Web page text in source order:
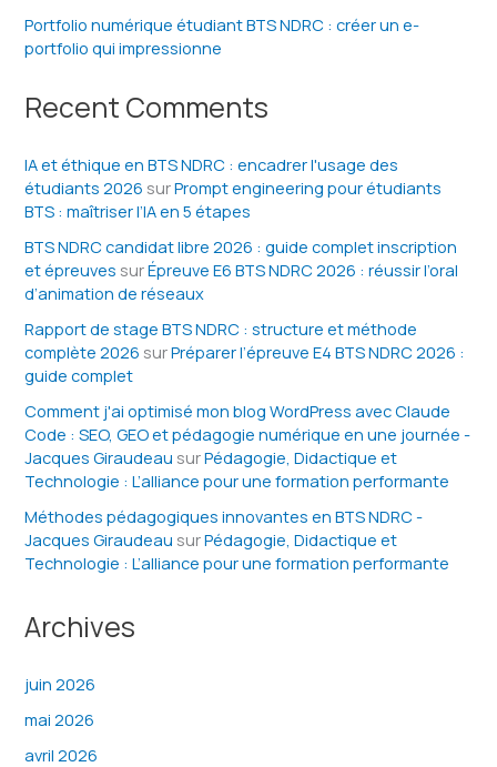
Portfolio numérique étudiant BTS NDRC : créer un e-
portfolio qui impressionne
Recent Comments
IA et éthique en BTS NDRC : encadrer l'usage des
étudiants 2026 surPrompt engineering pour étudiants
BTS : maîtriser l’IA en 5 étapes
BTS NDRC candidat libre 2026 : guide complet inscription
et épreuves surÉpreuve E6 BTS NDRC 2026 : réussir l’oral
d’animation de réseaux
Rapport de stage BTS NDRC : structure et méthode
complète 2026 surPréparer l’épreuve E4 BTS NDRC 2026 :
guide complet
Comment j'ai optimisé mon blog WordPress avec Claude
Code : SEO, GEO et pédagogie numérique en une journée -
Jacques Giraudeau surPédagogie, Didactique et
Technologie : L’alliance pour une formation performante
Méthodes pédagogiques innovantes en BTS NDRC -
Jacques Giraudeau surPédagogie, Didactique et
Technologie : L’alliance pour une formation performante
Archives
juin 2026
mai 2026
avril 2026